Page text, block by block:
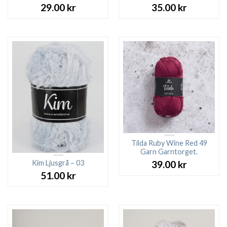
29.00 kr 35.00 kr
Kim Ljusgrå – 03
51.00 kr
Tilda Ruby Wine Red 49
Garn Garntorget.
39.00 kr